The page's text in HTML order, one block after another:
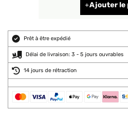
Ajouter le
Prêt à être expédié
Délai de livraison: 3 - 5 jours ouvrables
14 jours de rétraction